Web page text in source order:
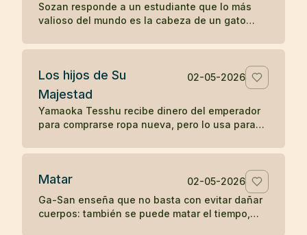
Sozan responde a un estudiante que lo más
valioso del mundo es la cabeza de un gato
Los hijos de Su
Majestad
02-05-2026
Yamaoka Tesshu recibe dinero del emperador
para comprarse ropa nueva, pero lo usa para
Matar
02-05-2026
Ga-San enseña que no basta con evitar dañar
cuerpos: también se puede matar el tiempo,